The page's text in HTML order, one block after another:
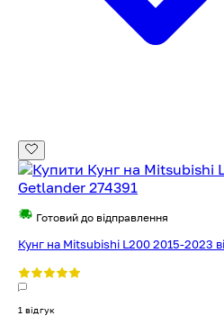
Готовий до відправлення
Кунг на Mitsubishi L200 2015-2023
1 відгук